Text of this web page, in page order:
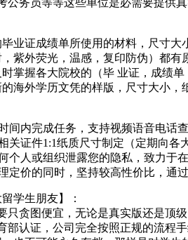
公务员等等这些单位是必需要提供
业证成绩单所使用的材料，尺寸
紫外荧光，温感，复印防伪）都
掌握各大院校的（毕 业证，成绩
海外学历文凭的样版，尺寸大小
间内完成任务，支持视频语音电话查
关证件1:1纸质尺寸制定（定期向各
个人或组织泄露您的隐私，致力于
定价的同时，坚持较高性价比，通
学生朋友】：
只贪图便宜，无论是真实版还是顶
部认证，公司完全按照正规的流程